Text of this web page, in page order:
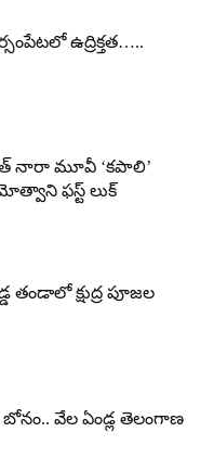
ఉద్రిక్తత…..
నారా మూవీ ‘కపాలి’
ఫస్ట్ లుక్
తండాలో క్షుద్ర పూజల
| బోనం.. వేల ఏండ్ల తెలంగాణ